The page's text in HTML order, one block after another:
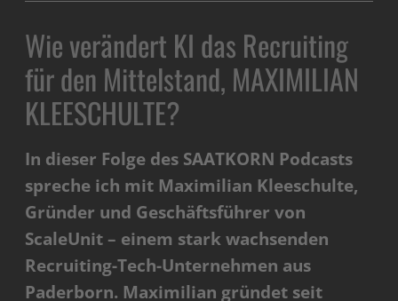
Wie verändert KI das Recruiting
für den Mittelstand, MAXIMILIAN
KLEESCHULTE?
In dieser Folge des SAATKORN Podcasts
spreche ich mit Maximilian Kleeschulte,
Gründer und Geschäftsführer von
ScaleUnit – einem stark wachsenden
Recruiting-Tech-Unternehmen aus
Paderborn. Maximilian gründet seit